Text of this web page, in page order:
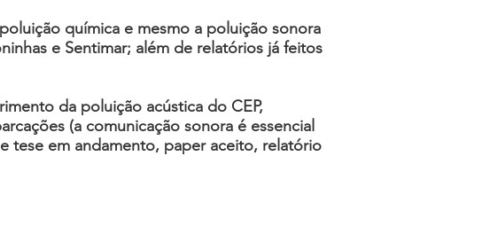
química e mesmo a poluição sonora
e Sentimar; além de relatórios já feitos
da poluição acústica do CEP,
(a comunicação sonora é essencial
tese em andamento, paper aceito, relatório